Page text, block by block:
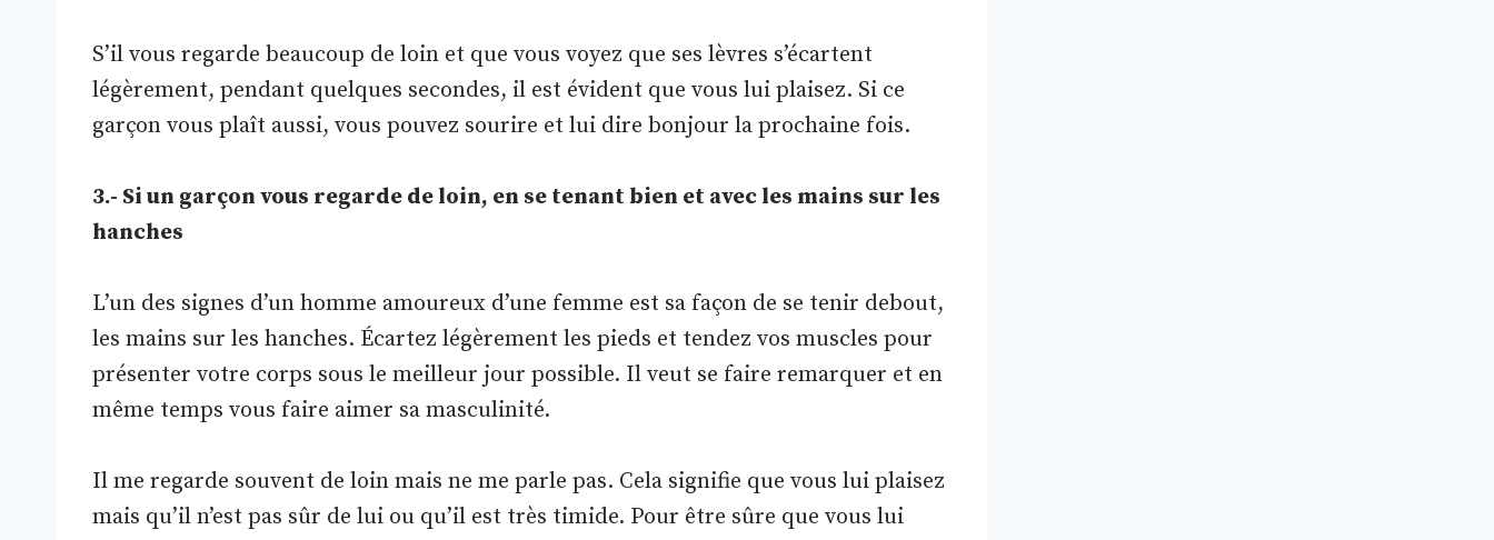
S’il vous regarde beaucoup de loin et que vous voyez que ses lèvres s’écartent
légèrement, pendant quelques secondes, il est évident que vous lui plaisez. Si ce
garçon vous plaît aussi, vous pouvez sourire et lui dire bonjour la prochaine fois.
3.- Si un garçon vous regarde de loin, en se tenant bien et avec les mains sur les
hanches
L’un des signes d’un homme amoureux d’une femme est sa façon de se tenir debout,
les mains sur les hanches. Écartez légèrement les pieds et tendez vos muscles pour
présenter votre corps sous le meilleur jour possible. Il veut se faire remarquer et en
même temps vous faire aimer sa masculinité.
Il me regarde souvent de loin mais ne me parle pas. Cela signifie que vous lui plaisez
mais qu’il n’est pas sûr de lui ou qu’il est très timide. Pour être sûre que vous lui